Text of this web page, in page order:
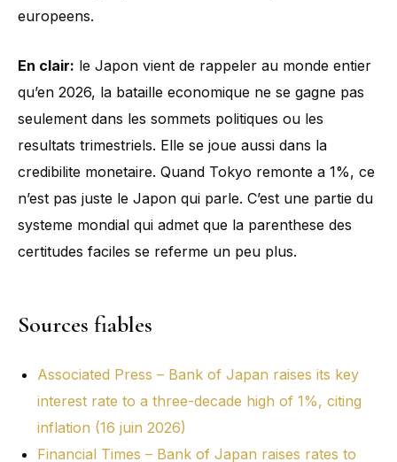
europeens.
En clair: le Japon vient de rappeler au monde entier
qu’en 2026, la bataille economique ne se gagne pas
seulement dans les sommets politiques ou les
resultats trimestriels. Elle se joue aussi dans la
credibilite monetaire. Quand Tokyo remonte a 1%, ce
n’est pas juste le Japon qui parle. C’est une partie du
systeme mondial qui admet que la parenthese des
certitudes faciles se referme un peu plus.
Sources fiables
Associated Press – Bank of Japan raises its key
interest rate to a three-decade high of 1%, citing
inflation (16 juin 2026)
Financial Times – Bank of Japan raises rates to